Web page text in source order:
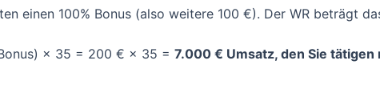
einen 100% Bonus (also weitere 100 €). Der WR beträgt
× 35 = 200 € × 35 = 7.000 € Umsatz, den Sie